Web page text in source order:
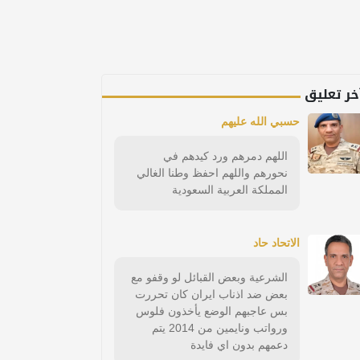
تعليق
حسبي الله عليهم
اللهم دمرهم ورد كيدهم في
نحورهم واللهم احفظ وطنا الغالي
المملكة العربية السعودية
الاتحاد حاد
الشرعية وبعض القبائل لو وقفو مع
بعض ضد اذناب ايران كان تحررت
بس عاجبهم الوضع يأخذون فلوس
ورواتب ونايمين من 2014 يتم
دعمهم بدون اي فايدة